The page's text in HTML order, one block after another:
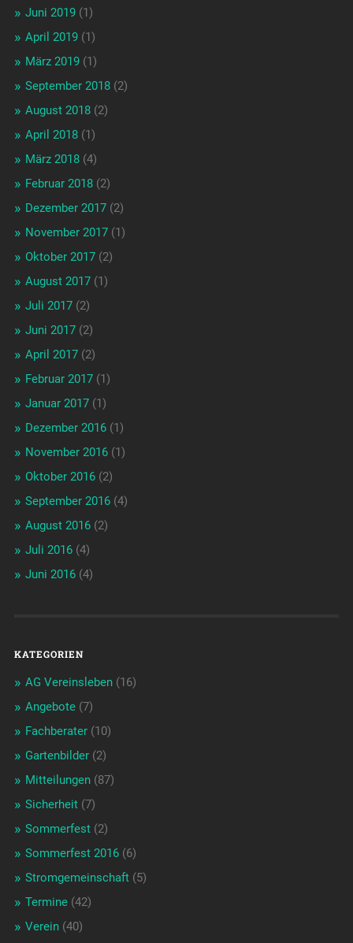
Juni 2019(1)
April 2019(1)
März 2019(1)
September 2018(2)
August 2018(2)
April 2018(1)
März 2018(4)
Februar 2018(2)
Dezember 2017(2)
November 2017(1)
Oktober 2017(2)
August 2017(1)
Juli 2017(2)
Juni 2017(2)
April 2017(2)
Februar 2017(1)
Januar 2017(1)
Dezember 2016(1)
November 2016(1)
Oktober 2016(2)
September 2016(4)
August 2016(2)
Juli 2016(4)
Juni 2016(4)
KATEGORIEN
AG Vereinsleben(16)
Angebote(7)
Fachberater(10)
Gartenbilder(2)
Mitteilungen(87)
Sicherheit(7)
Sommerfest(2)
Sommerfest 2016(6)
Stromgemeinschaft(5)
Termine(42)
Verein(40)